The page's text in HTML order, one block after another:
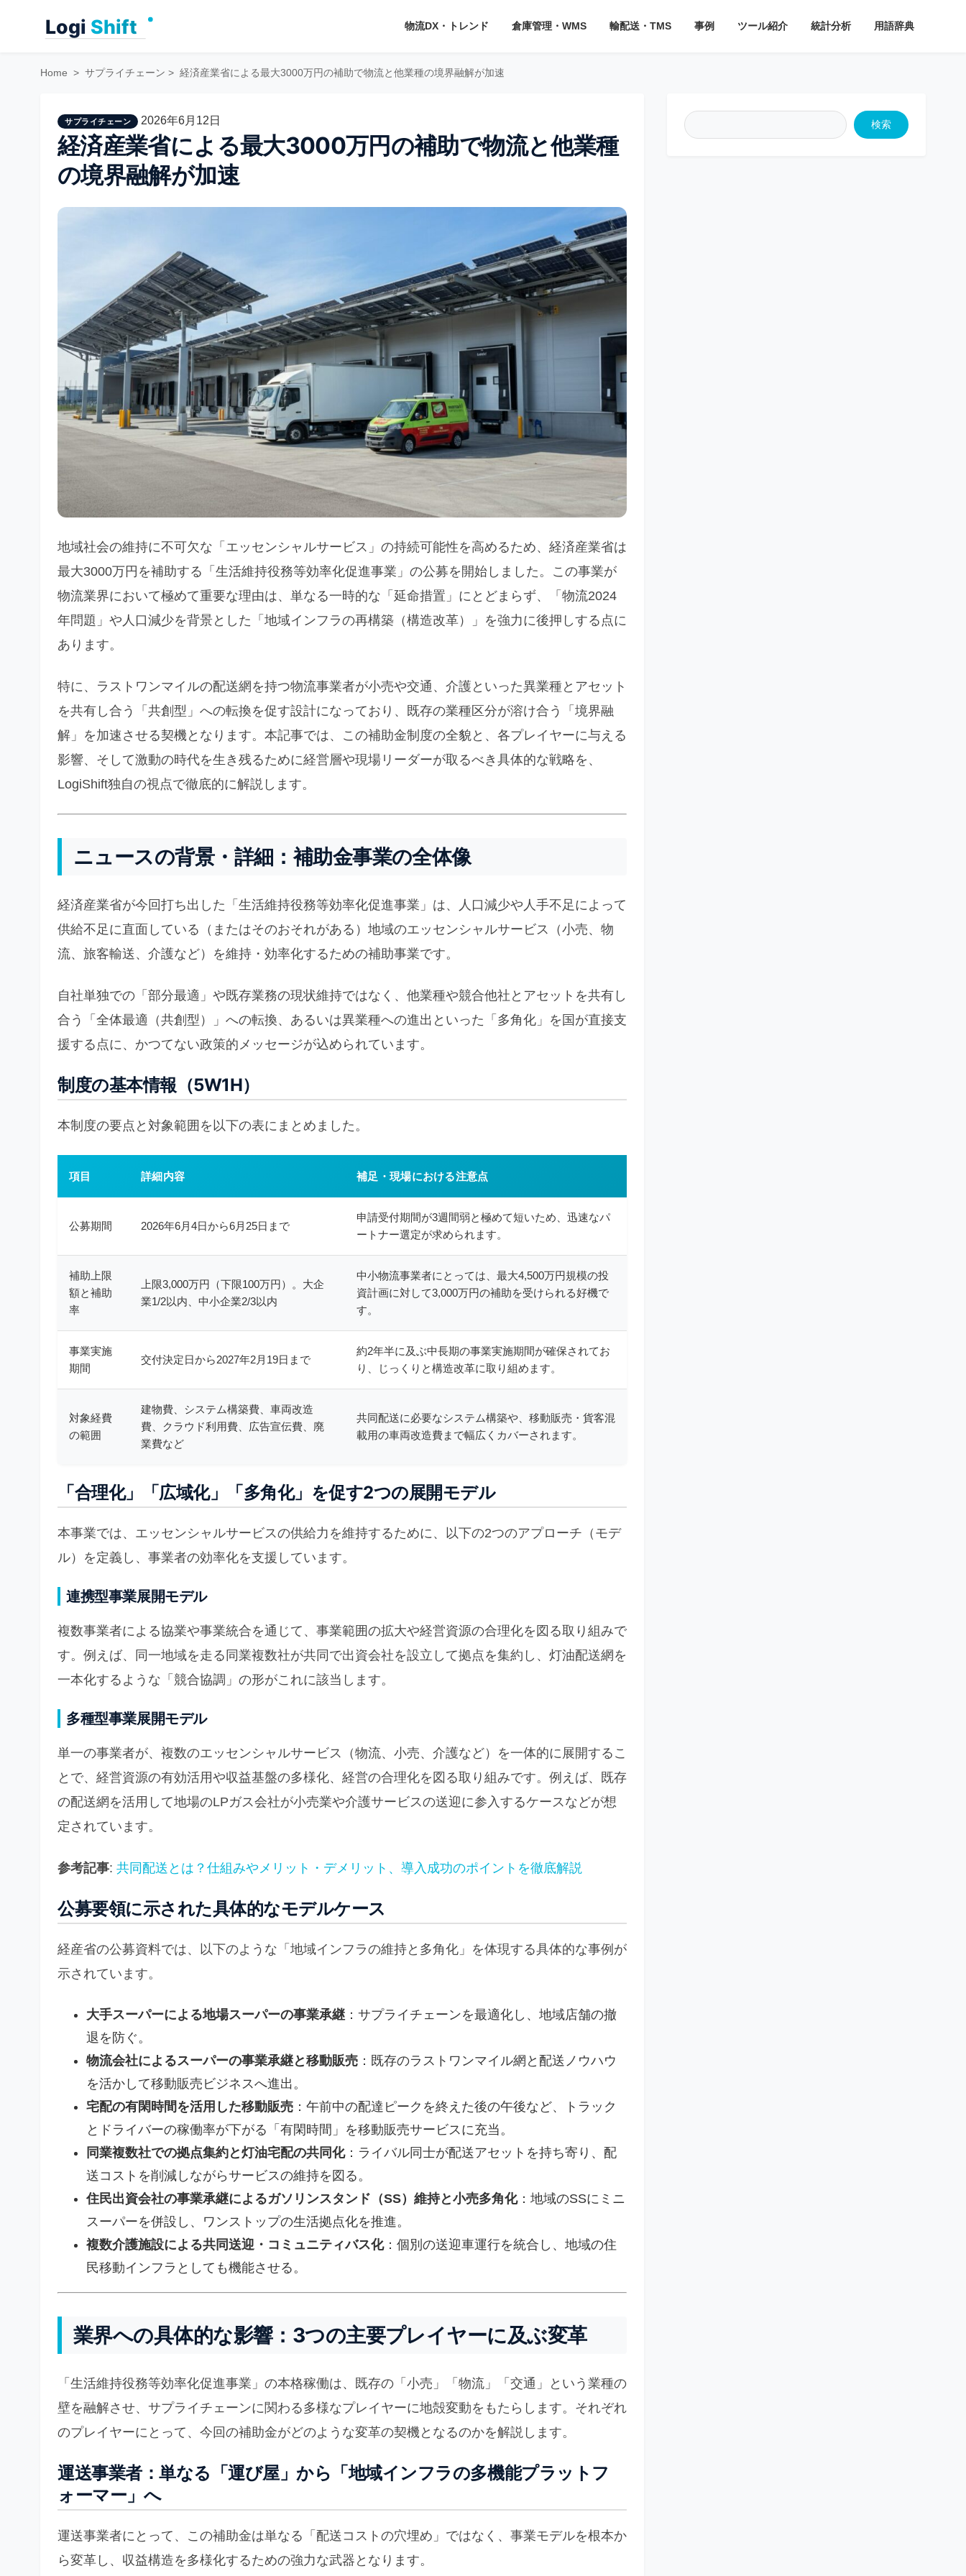
物流DX・トレンド 倉庫管理・WMS 輸配送・TMS 事例 ツール紹介 統計分析 用語辞典
Home > サプライチェーン > 経済産業省による最大3000万円の補助で物流と他業種の境界融解が加速
サプライチェーン 2026年6月12日
経済産業省による最大3000万円の補助で物流と他業種
の境界融解が加速
地域社会の維持に不可欠な「エッセンシャルサービス」の持続可能性を高めるため、経済産業省は
最大3000万円を補助する「生活維持役務等効率化促進事業」の公募を開始しました。この事業が
物流業界において極めて重要な理由は、単なる一時的な「延命措置」にとどまらず、「物流2024
年問題」や人口減少を背景とした「地域インフラの再構築（構造改革）」を強力に後押しする点に
あります。
特に、ラストワンマイルの配送網を持つ物流事業者が小売や交通、介護といった異業種とアセット
を共有し合う「共創型」への転換を促す設計になっており、既存の業種区分が溶け合う「境界融
解」を加速させる契機となります。本記事では、この補助金制度の全貌と、各プレイヤーに与える
影響、そして激動の時代を生き残るために経営層や現場リーダーが取るべき具体的な戦略を、
LogiShift独自の視点で徹底的に解説します。
ニュースの背景・詳細：補助金事業の全体像
経済産業省が今回打ち出した「生活維持役務等効率化促進事業」は、人口減少や人手不足によって
供給不足に直面している（またはそのおそれがある）地域のエッセンシャルサービス（小売、物
流、旅客輸送、介護など）を維持・効率化するための補助事業です。
自社単独での「部分最適」や既存業務の現状維持ではなく、他業種や競合他社とアセットを共有し
合う「全体最適（共創型）」への転換、あるいは異業種への進出といった「多角化」を国が直接支
援する点に、かつてない政策的メッセージが込められています。
制度の基本情報（5W1H）
本制度の要点と対象範囲を以下の表にまとめました。
項目 詳細内容 補足・現場における注意点
公募期間 2026年6月4日から6月25日まで
申請受付期間が3週間弱と極めて短いため、迅速なパ
ートナー選定が求められます。
補助上限
額と補助
率
上限3,000万円（下限100万円）。大企
業1/2以内、中小企業2/3以内
中小物流事業者にとっては、最大4,500万円規模の投
資計画に対して3,000万円の補助を受けられる好機で
す。
事業実施
期間
交付決定日から2027年2月19日まで
約2年半に及ぶ中長期の事業実施期間が確保されてお
り、じっくりと構造改革に取り組めます。
対象経費
の範囲
建物費、システム構築費、車両改造
費、クラウド利用費、広告宣伝費、廃
業費など
共同配送に必要なシステム構築や、移動販売・貨客混
載用の車両改造費まで幅広くカバーされます。
「合理化」「広域化」「多角化」を促す2つの展開モデル
本事業では、エッセンシャルサービスの供給力を維持するために、以下の2つのアプローチ（モデ
ル）を定義し、事業者の効率化を支援しています。
連携型事業展開モデル
複数事業者による協業や事業統合を通じて、事業範囲の拡大や経営資源の合理化を図る取り組みで
す。例えば、同一地域を走る同業複数社が共同で出資会社を設立して拠点を集約し、灯油配送網を
一本化するような「競合協調」の形がこれに該当します。
多種型事業展開モデル
単一の事業者が、複数のエッセンシャルサービス（物流、小売、介護など）を一体的に展開するこ
とで、経営資源の有効活用や収益基盤の多様化、経営の合理化を図る取り組みです。例えば、既存
の配送網を活用して地場のLPガス会社が小売業や介護サービスの送迎に参入するケースなどが想
定されています。
参考記事: 共同配送とは？仕組みやメリット・デメリット、導入成功のポイントを徹底解説
公募要領に示された具体的なモデルケース
経産省の公募資料では、以下のような「地域インフラの維持と多角化」を体現する具体的な事例が
示されています。
大手スーパーによる地場スーパーの事業承継 ：サプライチェーンを最適化し、地域店舗の撤
退を防ぐ。
物流会社によるスーパーの事業承継と移動販売 ：既存のラストワンマイル網と配送ノウハウ
を活かして移動販売ビジネスへ進出。
宅配の有閑時間を活用した移動販売 ：午前中の配達ピークを終えた後の午後など、トラック
とドライバーの稼働率が下がる「有閑時間」を移動販売サービスに充当。
同業複数社での拠点集約と灯油宅配の共同化：ライバル同士が配送アセットを持ち寄り、配
送コストを削減しながらサービスの維持を図る。
住民出資会社の事業承継によるガソリンスタンド（SS）維持と小売多角化：地域のSSにミニ
スーパーを併設し、ワンストップの生活拠点化を推進。
複数介護施設による共同送迎・コミュニティバス化：個別の送迎車運行を統合し、地域の住
民移動インフラとしても機能させる。
業界への具体的な影響：3つの主要プレイヤーに及ぶ変革
「生活維持役務等効率化促進事業」の本格稼働は、既存の「小売」「物流」「交通」という業種の
壁を融解させ、サプライチェーンに関わる多様なプレイヤーに地殻変動をもたらします。それぞれ
のプレイヤーにとって、今回の補助金がどのような変革の契機となるのかを解説します。
運送事業者：単なる「運び屋」から「地域インフラの多機能プラットフ
ォーマー」へ
運送事業者にとって、この補助金は単なる「配送コストの穴埋め」ではなく、事業モデルを根本か
ら変革し、収益構造を多様化するための強力な武器となります。
検索